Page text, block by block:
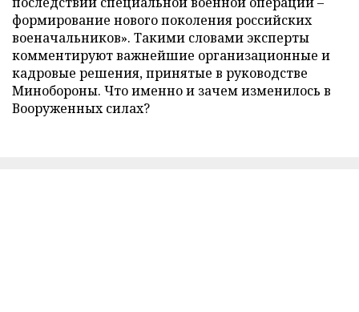
формирование нового поколения российских
военачальников». Такими словами эксперты
комментируют важнейшие организационные и
кадровые решения, принятые в руководстве
Минобороны. Что именно и зачем изменилось в
Вооруженных силах?